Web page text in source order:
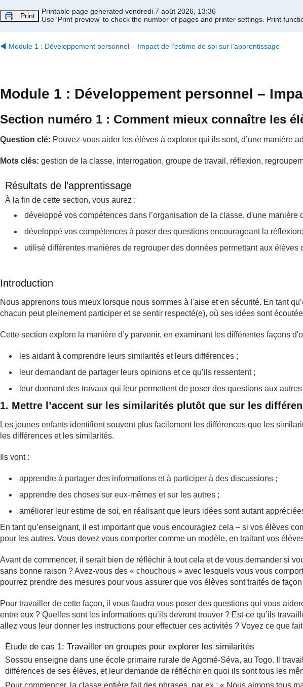
Print
Printable page generated vendredi 7 août 2026, 13:36
Use 'Print preview' to check the number of pages and printer settings. Print
◀︎ Module 1 : Développement personnel – Impact de l’estime de soi sur l’apprentissage
Module 1 : Développement personnel –
Section numéro 1 : Comment mieux connaître les
Question clé: Pouvez-vous aider les élèves à explorer qui ils sont, d’une manière
Mots clés: gestion de la classe, interrogation, groupe de travail, réflexion,
Résultats de l’apprentissage
À la fin de cette section, vous aurez :
développé vos compétences dans l’organisation de la classe, d'une
développé vos compétences à poser des questions encourageant la réflexion;
utilisé différentes manières de regrouper des données permettant aux élèves
Introduction
Nous apprenons tous mieux lorsque nous sommes à l'aise et en sécurité. En tant
chacun peut pleinement participer et se sentir respecté(e), où ses idées sont
Cette section explore la manière d’y parvenir, en examinant les différentes façons
les aidant à comprendre leurs similarités et leurs différences ;
leur demandant de partager leurs opinions et ce qu’ils ressentent ;
leur donnant des travaux qui leur permettent de poser des questions aux
1. Mettre l’accent sur les similarités plutôt que sur les
Les jeunes enfants identifient souvent plus facilement les différences que les
les différences et les similarités.
Ils vont :
apprendre à partager des informations et à participer à des discussions ;
apprendre des choses sur eux-mêmes et sur les autres ;
améliorer leur estime de soi, en réalisant que leurs idées sont autant
En tant qu’enseignant, il est important que vous encouragiez cela – si vos élèves
pour les autres. Vous devez vous comporter comme un modèle, en traitant vos
Avant de commencer, il serait bien de réfléchir à tout cela et de vous demander si
sans bonne raison ? Avez-vous des « chouchous » avec lesquels vous vous
pourrez prendre des mesures pour vous assurer que vos élèves sont traités de
Pour travailler de cette façon, il vous faudra vous poser des questions qui vous
entre eux ? Quelles sont les informations qu’ils devront trouver ? Est-ce qu’ils
allez vous leur donner les instructions pour effectuer ces activités ? Voyez ce que
Étude de cas 1: Travailler en groupes pour explorer les similarités
Sossou enseigne dans une école primaire rurale de Agomé-Séva, au Togo. Il
différences de ses élèves, et leur demande de réfléchir en quoi ils sont tous les